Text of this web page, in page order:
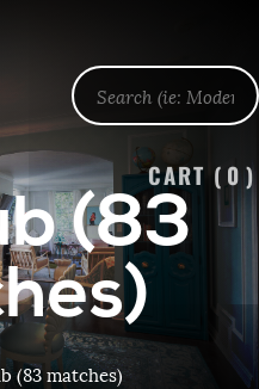
CART ( 0 )
(83
(83 matches)